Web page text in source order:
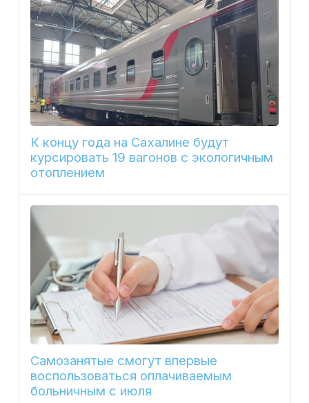
К концу года на Сахалине будут
курсировать 19 вагонов с экологичным
отоплением
Самозанятые смогут впервые
воспользоваться оплачиваемым
больничным с июля